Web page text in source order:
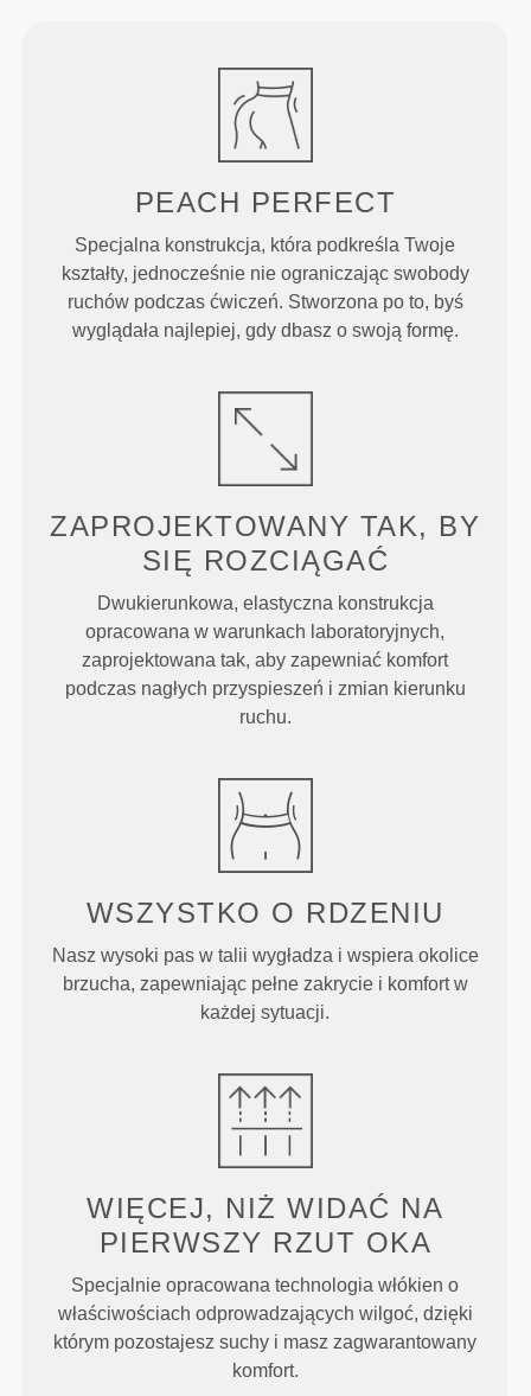
PEACH PERFECT
Specjalna konstrukcja, która podkreśla Twoje
kształty, jednocześnie nie ograniczając swobody
ruchów podczas ćwiczeń. Stworzona po to, byś
wyglądała najlepiej, gdy dbasz o swoją formę.
ZAPROJEKTOWANY TAK, BY
SIĘ ROZCIĄGAĆ
Dwukierunkowa, elastyczna konstrukcja
opracowana w warunkach laboratoryjnych,
zaprojektowana tak, aby zapewniać komfort
podczas nagłych przyspieszeń i zmian kierunku
ruchu.
WSZYSTKO O RDZENIU
Nasz wysoki pas w talii wygładza i wspiera okolice
brzucha, zapewniając pełne zakrycie i komfort w
każdej sytuacji.
WIĘCEJ, NIŻ WIDAĆ NA
PIERWSZY RZUT OKA
Specjalnie opracowana technologia włókien o
właściwościach odprowadzających wilgoć, dzięki
którym pozostajesz suchy i masz zagwarantowany
komfort.